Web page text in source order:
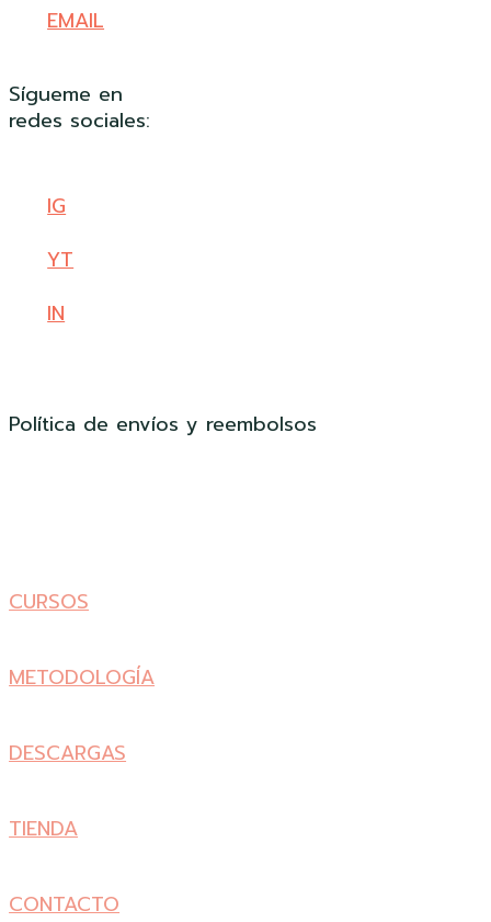
EMAIL
Sígueme en
redes sociales:
IG
YT
IN
Política de envíos y reembolsos
CURSOS
METODOLOGÍA
DESCARGAS
TIENDA
CONTACTO